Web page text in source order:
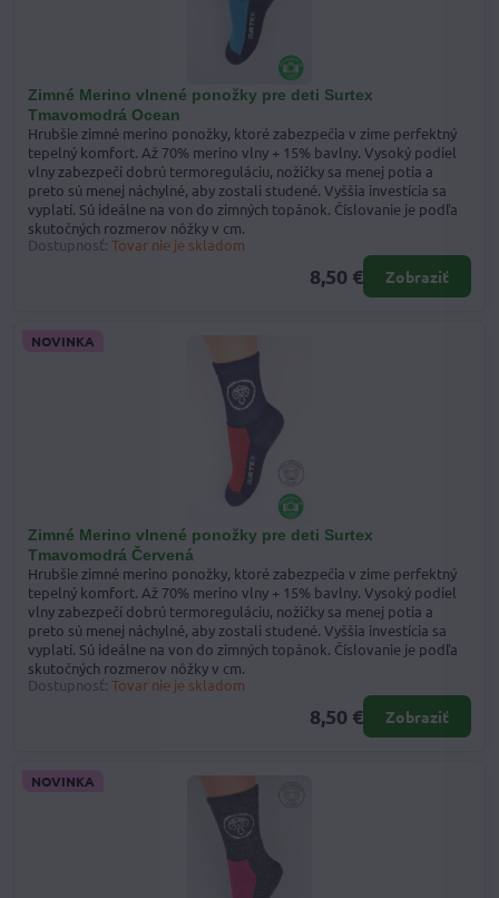
Zimné Merino vlnené ponožky pre deti Surtex
Tmavomodrá Ocean
Hrubšie zimné merino ponožky, ktoré zabezpečia v zime perfektný
tepelný komfort. Až 70% merino vlny + 15% bavlny. Vysoký podiel
vlny zabezpečí dobrú termoreguláciu, nožičky sa menej potia a
preto sú menej náchylné, aby zostali studené. Vyššia investícia sa
vyplatí. Sú ideálne na von do zimných topánok. Číslovanie je podľa
skutočných rozmerov nôžky v cm.
Dostupnosť: Tovar nie je skladom
8,50 € Zobraziť
Zimné Merino vlnené ponožky pre deti Surtex
Tmavomodrá Červená
NOVINKA
Hrubšie zimné merino ponožky, ktoré zabezpečia v zime perfektný
tepelný komfort. Až 70% merino vlny + 15% bavlny. Vysoký podiel
vlny zabezpečí dobrú termoreguláciu, nožičky sa menej potia a
preto sú menej náchylné, aby zostali studené. Vyššia investícia sa
vyplatí. Sú ideálne na von do zimných topánok. Číslovanie je podľa
skutočných rozmerov nôžky v cm.
Dostupnosť: Tovar nie je skladom
8,50 € Zobraziť
NOVINKA